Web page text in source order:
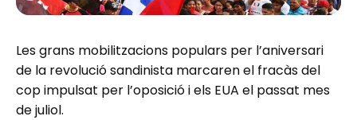
Les grans mobilitzacions populars per l’aniversari
de la revolució sandinista marcaren el fracàs del
cop impulsat per l’oposició i els EUA el passat mes
de juliol.